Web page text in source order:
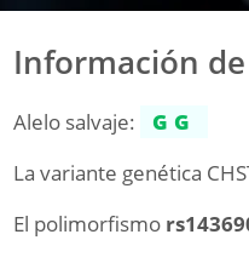
Información de
Alelo salvaje:
GG
La variante genética
El polimorfismo